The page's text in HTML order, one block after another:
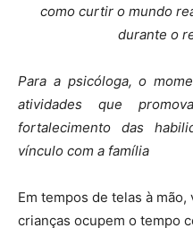
como curtir o mundo
durante o
Para a psicóloga, o
atividades que
fortalecimento das
vínculo com a família
Em tempos de telas à
crianças ocupem o tempo